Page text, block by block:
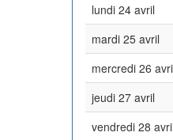
lundi 24 avril
mardi 25 avril
mercredi 26
jeudi 27 avril
vendredi 28 avril